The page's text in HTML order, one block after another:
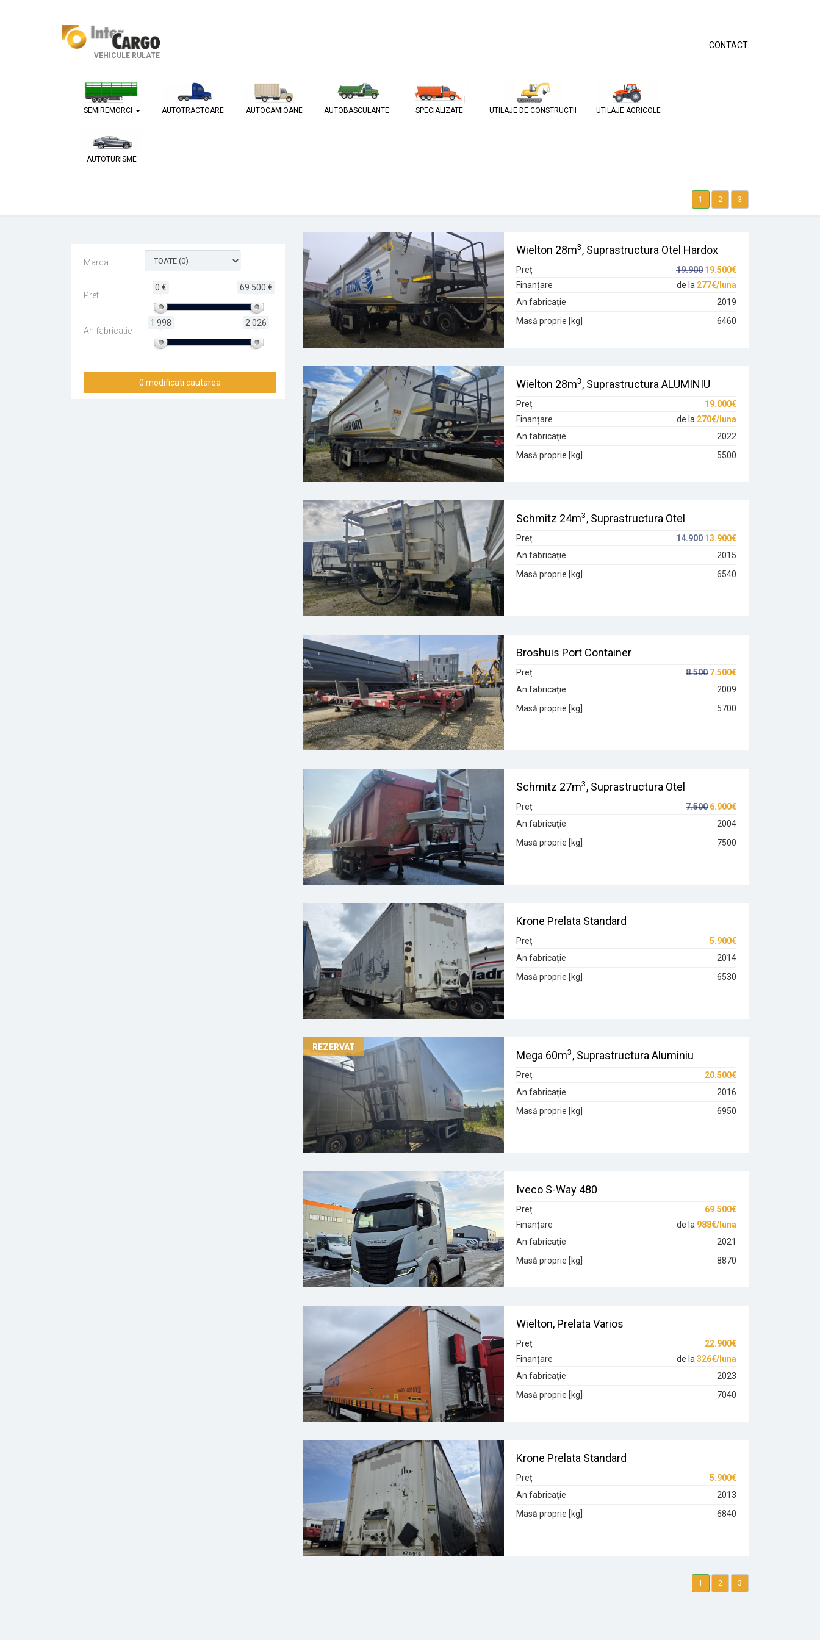
VEHICULE RULATE
CONTACT
SEMIREMORCI AUTOTRACTOARE AUTOCAMIOANE AUTOBASCULANTE SPECIALIZATE UTILAJE DE CONSTRUCTII UTILAJE AGRICOLE
AUTOTURISME
1 2 3
Marca
Pret
0 € 69 500 €
An fabricatie
1 998 2 026
0 modificati cautarea
Wielton 28m3, Suprastructura Otel Hardox
Preț 19.900 19.500€
Finanțare
de la 277€/luna
An fabricație
2019
Masă proprie [kg]
6460
Wielton 28m3, Suprastructura ALUMINIU
Preț
19.000€
Finanțare
de la 270€/luna
An fabricație
2022
Masă proprie [kg]
5500
Schmitz 24m3, Suprastructura Otel
Preț 14.900 13.900€
An fabricație
2015
Masă proprie [kg]
6540
Broshuis Port Container
Preț 8.500 7.500€
An fabricație
2009
Masă proprie [kg]
5700
Schmitz 27m3, Suprastructura Otel
Preț 7.500 6.900€
An fabricație
2004
Masă proprie [kg]
7500
Krone Prelata Standard
Preț
5.900€
An fabricație
2014
Masă proprie [kg]
6530
Mega 60m3, Suprastructura Aluminiu
Preț
20.500€
An fabricație
2016
Masă proprie [kg]
6950
Iveco S-Way 480
Preț
69.500€
Finanțare
de la 988€/luna
An fabricație
2021
Masă proprie [kg]
8870
Wielton, Prelata Varios
Preț
22.900€
Finanțare
de la 326€/luna
An fabricație
2023
Masă proprie [kg]
7040
Krone Prelata Standard
Preț
5.900€
An fabricație
2013
Masă proprie [kg]
6840
1 2 3